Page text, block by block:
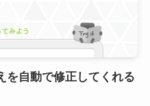
を自動で修正してくれる